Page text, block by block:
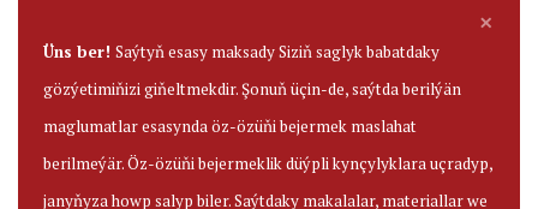
×
Üns ber! Saýtyň esasy maksady Siziň saglyk babatdaky
gözýetimiňizi giňeltmekdir. Şonuň üçin-de, saýtda berilýän
maglumatlar esasynda öz-özüňi bejermek maslahat
berilmeýär. Öz-özüňi bejermeklik düýpli kynçylyklara uçradyp,
janyňyza howp salyp biler. Saýtdaky makalalar, materiallar we